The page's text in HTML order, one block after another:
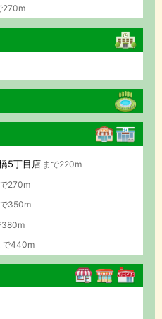
270m
5丁目店 まで220m
270m
350m
380m
で440m